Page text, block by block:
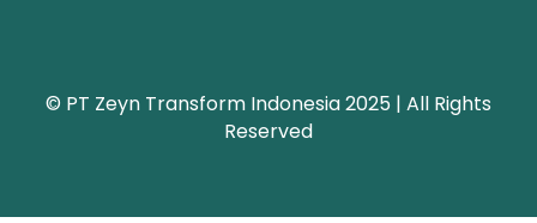
© PT Zeyn Transform Indonesia 2025 | All Rights
Reserved